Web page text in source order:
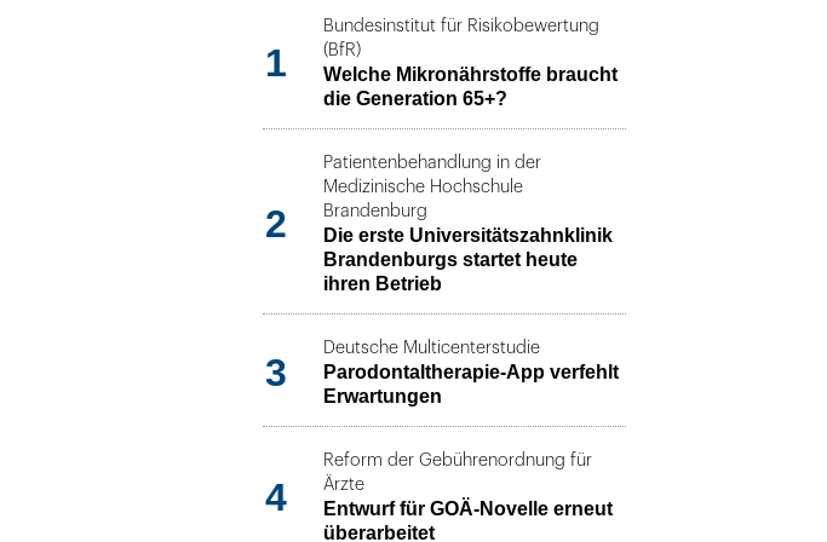
1
Bundesinstitut für Risikobewertung
(BfR)
Welche Mikronährstoffe braucht
die Generation 65+?
2
Patientenbehandlung in der
Medizinische Hochschule
Brandenburg
Die erste Universitätszahnklinik
Brandenburgs startet heute
ihren Betrieb
3
Deutsche Multicenterstudie
Parodontaltherapie-App verfehlt
Erwartungen
4
Reform der Gebührenordnung für
Ärzte
Entwurf für GOÄ-Novelle erneut
überarbeitet